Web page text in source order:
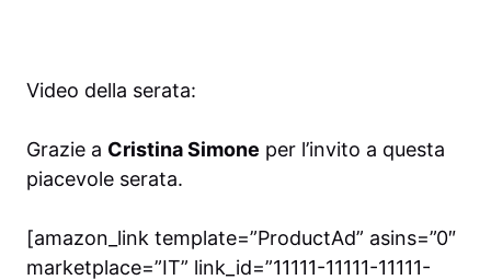
Video della serata:
Grazie a Cristina Simone per l’invito a questa
piacevole serata.
[amazon_link template=”ProductAd” asins=”0″
marketplace=”IT” link_id=”11111-11111-11111-